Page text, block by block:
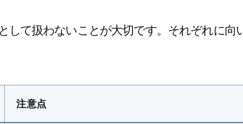
して扱わないことが大切です。それぞれに向
注意点